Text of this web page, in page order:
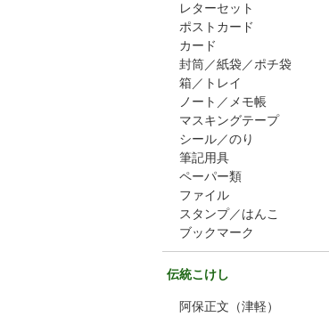
レターセット
ポストカード
カード
封筒／紙袋／ポチ袋
箱／トレイ
ノート／メモ帳
マスキングテープ
シール／のり
筆記用具
ペーパー類
ファイル
スタンプ／はんこ
ブックマーク
伝統こけし
阿保正文（津軽）